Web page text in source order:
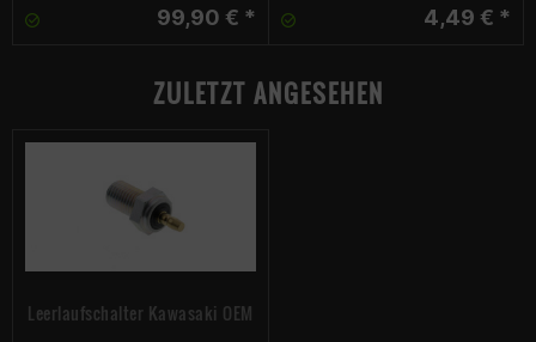
99,90 € * 4,49 € *
ZULETZT ANGESEHEN
Leerlaufschalter Kawasaki OEM